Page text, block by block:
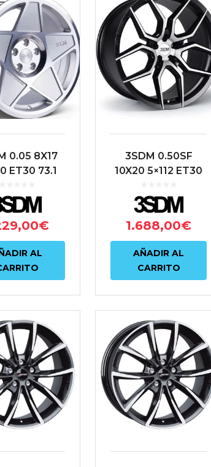
0.05 8X17
ET30 73.1
€
AL
3SDM 0.50SF
10X20 5×112 ET30
1.688,00€
AÑADIR AL
CARRITO